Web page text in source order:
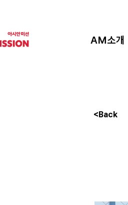
AM소개
<Back